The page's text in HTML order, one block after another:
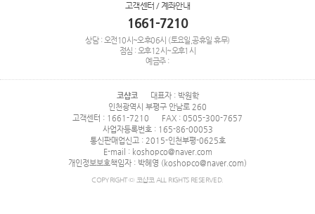
고객센터 / 계좌안내
1661-7210
상담 : 오전10시~오후06시 (토요일,공휴일 휴무)
점심 : 오후12시~오후1시
예금주 :
코샵코
대표자 : 박원학
인천광역시 부평구 안남로 260
고객센터 : 1661-7210
FAX : 0505-300-7657
사업자등록번호 : 165-86-00053
통신판매업신고 : 2015-인천부평-0625호
E-mail : koshopco@naver.com
개인정보보호책임자 : 박혜영 (koshopco@naver.com)
COPYRIGHT © 코샵코 ALL RIGHTS RESERVED.